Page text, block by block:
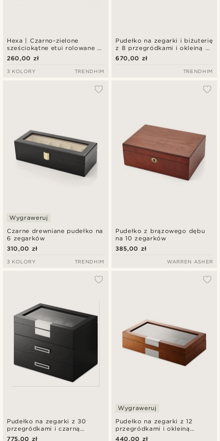
Hexa | Czarno-zielone
sześciokątne etui rolowane z
ekologicznej skóry na 3
zegarki
260,00 zł
3 KOLORY TRENDHIM
Pudełko na zegarki i biżuterię
z 8 przegródkami i okleiną z
włókna węglowego
670,00 zł
TRENDHIM
Czarne drewniane pudełko na
6 zegarków
Wygraweruj
310,00 zł
3 KOLORY TRENDHIM
Pudełko z brązowego dębu
na 10 zegarków
385,00 zł
WARREN ASHER
Pudełko na zegarki z 30
przegródkami i czarną
okleiną
775,00 zł
Pudełko na zegarki z 12
przegródkami i okleiną
mahoniową
Wygraweruj
440,00 zł